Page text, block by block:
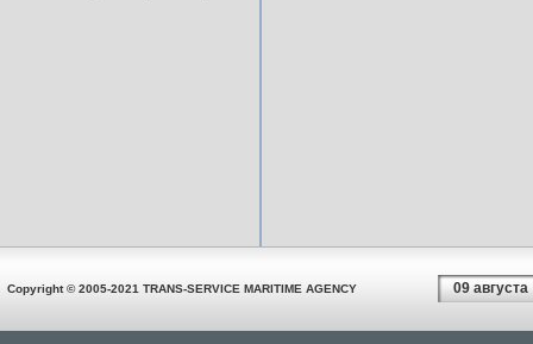
Copyright © 2005-2021 TRANS-SERVICE MARITIME AGENCY 09 августа